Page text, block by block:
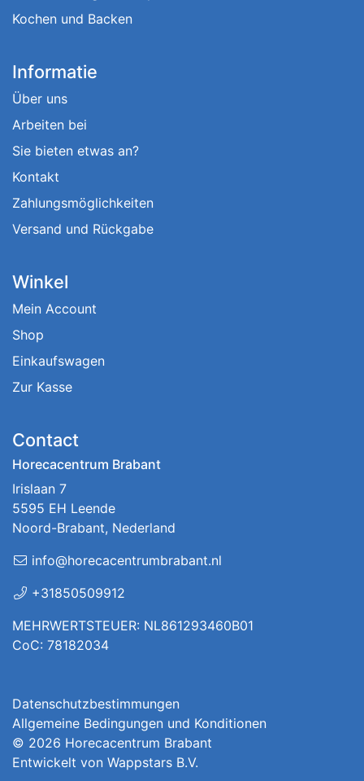
Kochen und Backen
Informatie
Über uns
Arbeiten bei
Sie bieten etwas an?
Kontakt
Zahlungsmöglichkeiten
Versand und Rückgabe
Winkel
Mein Account
Shop
Einkaufswagen
Zur Kasse
Contact
Horecacentrum Brabant
Irislaan 7
5595 EH Leende
Noord-Brabant, Nederland
info@horecacentrumbrabant.nl
+31850509912
MEHRWERTSTEUER: NL861293460B01
CoC: 78182034
Datenschutzbestimmungen
Allgemeine Bedingungen und Konditionen
© 2026 Horecacentrum Brabant
Entwickelt von Wappstars B.V.